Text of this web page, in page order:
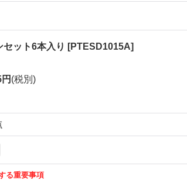
セット6本入り [PTESD1015A]
(税別)
る重要事項